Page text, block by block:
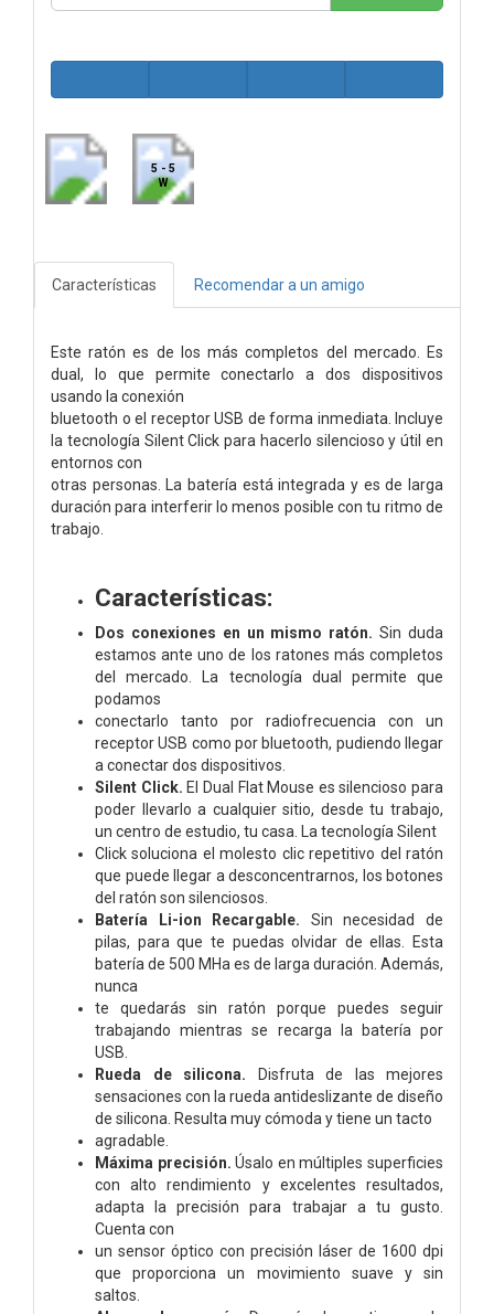
5 - 5
W
Características Recomendar a un amigo
Este ratón es de los más completos del mercado. Es
dual, lo que permite conectarlo a dos dispositivos
usando la conexión
bluetooth o el receptor USB de forma inmediata. Incluye
la tecnología Silent Click para hacerlo silencioso y útil en
entornos con
otras personas. La batería está integrada y es de larga
duración para interferir lo menos posible con tu ritmo de
trabajo.
Características:
Dos conexiones en un mismo ratón. Sin duda
estamos ante uno de los ratones más completos
del mercado. La tecnología dual permite que
podamos
conectarlo tanto por radiofrecuencia con un
receptor USB como por bluetooth, pudiendo llegar
a conectar dos dispositivos.
Silent Click. El Dual Flat Mouse es silencioso para
poder llevarlo a cualquier sitio, desde tu trabajo,
un centro de estudio, tu casa. La tecnología Silent
Click soluciona el molesto clic repetitivo del ratón
que puede llegar a desconcentrarnos, los botones
del ratón son silenciosos.
Batería Li-ion Recargable. Sin necesidad de
pilas, para que te puedas olvidar de ellas. Esta
batería de 500 MHa es de larga duración. Además,
nunca
te quedarás sin ratón porque puedes seguir
trabajando mientras se recarga la batería por
USB.
Rueda de silicona. Disfruta de las mejores
sensaciones con la rueda antideslizante de diseño
de silicona. Resulta muy cómoda y tiene un tacto
agradable.
Máxima precisión. Úsalo en múltiples superficies
con alto rendimiento y excelentes resultados,
adapta la precisión para trabajar a tu gusto.
Cuenta con
un sensor óptico con precisión láser de 1600 dpi
que proporciona un movimiento suave y sin
saltos.